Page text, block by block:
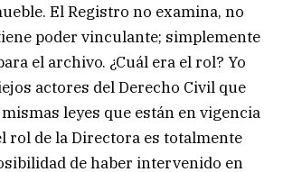
El Registro no examina, no
poder vinculante; simplemente
el archivo. ¿Cuál era el rol? Yo
actores del Derecho Civil que
leyes que están en vigencia
rol de la Directora es totalmente
de haber intervenido en